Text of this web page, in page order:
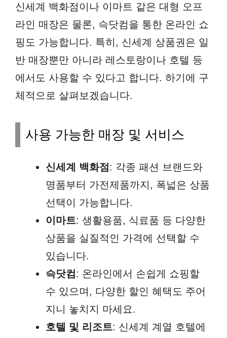
신세계 백화점이나 이마트 같은 대형 오프
라인 매장은 물론, 슥닷컴을 통한 온라인 쇼
핑도 가능합니다. 특히, 신세계 상품권은 일
반 매장뿐만 아니라 레스토랑이나 호텔 등
에서도 사용할 수 있다고 합니다. 하기에 구
체적으로 살펴보겠습니다.
사용 가능한 매장 및 서비스
신세계 백화점: 각종 패션 브랜드와
명품부터 가전제품까지, 폭넓은 상품
선택이 가능합니다.
이마트: 생활용품, 식료품 등 다양한
상품을 실질적인 가격에 선택할 수
있습니다.
슥닷컴: 온라인에서 손쉽게 쇼핑할
수 있으며, 다양한 할인 혜택도 주어
지니 놓치지 마세요.
호텔 및 리조트: 신세계 계열 호텔에